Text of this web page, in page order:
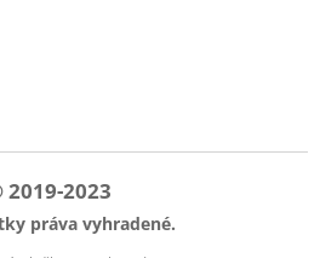
2019-2023
práva vyhradené.